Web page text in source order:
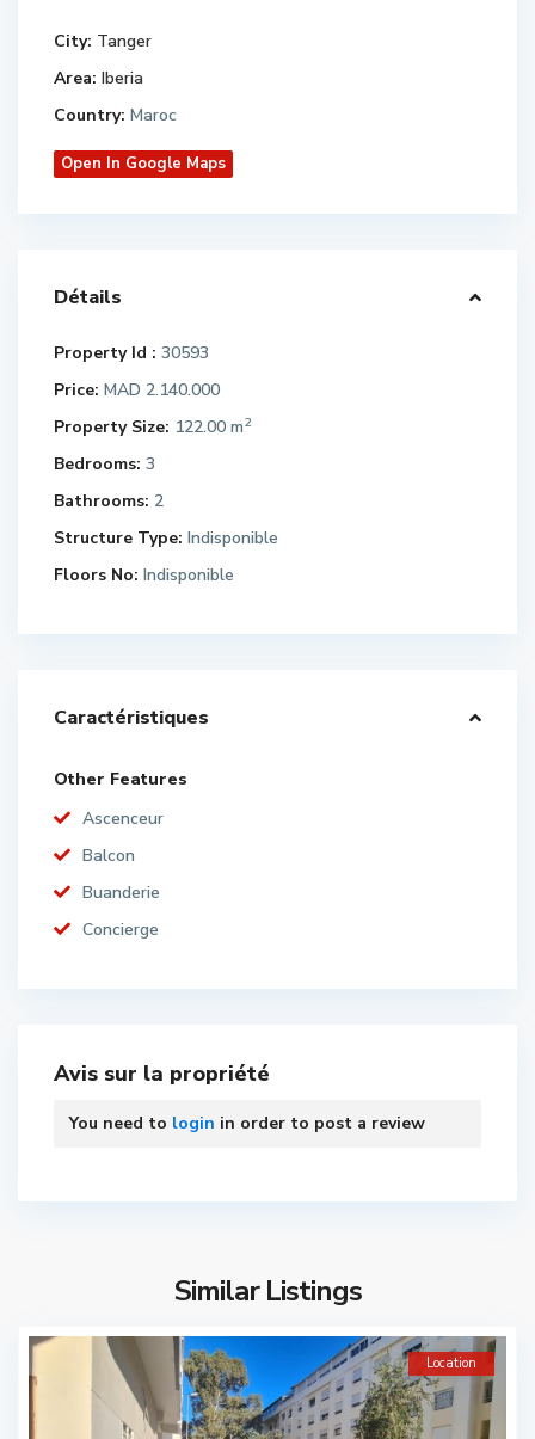
City: Tanger
Area: Iberia
Country: Maroc
Open In Google Maps
Détails
Property Id : 30593
Price: MAD 2.140.000
Property Size: 122.00 m2
Bedrooms: 3
Bathrooms: 2
Structure Type: Indisponible
Floors No: Indisponible
Caractéristiques
Other Features
Ascenceur
Balcon
Buanderie
Concierge
Avis sur la propriété
You need to login in order to post a review
Similar Listings
Location